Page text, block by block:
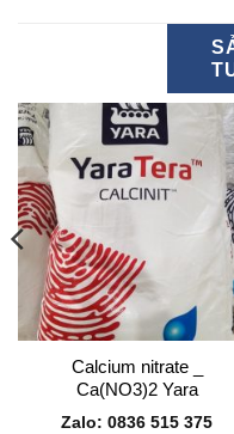
Calcium nitrate _
Ca(NO3)2 Yara
Zalo: 0836 515 375